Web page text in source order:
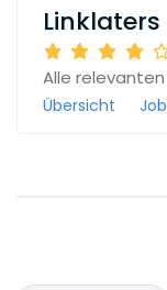
Linklaters
Alle
Übersicht